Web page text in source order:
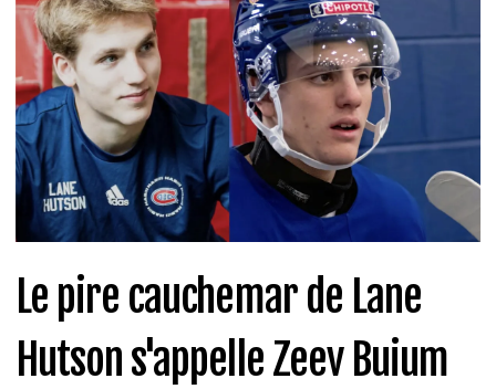
Le pire cauchemar de Lane
Hutson s'appelle Zeev Buium